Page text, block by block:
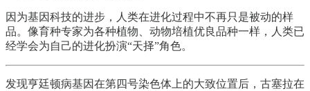
因为基因科技的进步，人类在进化过程中不再只是被动的样
品。像育种专家为各种植物、动物培植优良品种一样，人类已
经学会为自己的进化扮演“天择”角色。
发现亨廷顿病基因在第四号染色体上的大致位置后，古塞拉在